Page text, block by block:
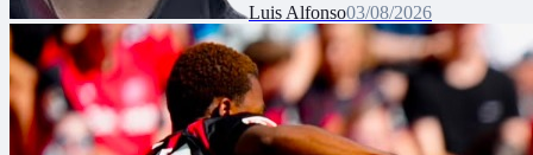
Luis Alfonso03/08/2026